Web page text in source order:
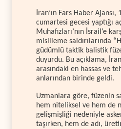
İran’ın Fars Haber
cumartesi gecesi yaptığı
Muhafızları’nın İsrail’e
misilleme saldırılarında
güdümlü taktik balistik
duyurdu. Bu açıklama,
arasındaki en hassas ve
anlarından birinde geldi.
Uzmanlara göre, füzenin
hem niteliksel ve hem de
gelişmişliği nedeniyle
taşırken, hem de adı,